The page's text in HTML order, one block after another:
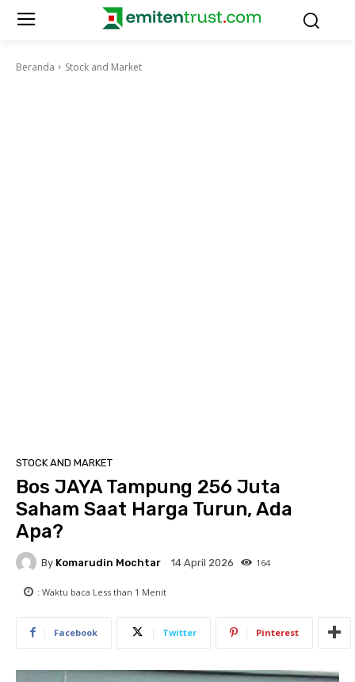
Beranda Stock and Market
STOCK AND MARKET
Bos JAYA Tampung 256 Juta
Saham Saat Harga Turun, Ada
Apa?
By Komarudin Mochtar 14 April 2026 164
: Waktu baca Less than 1 Menit
Facebook Twitter Pinterest